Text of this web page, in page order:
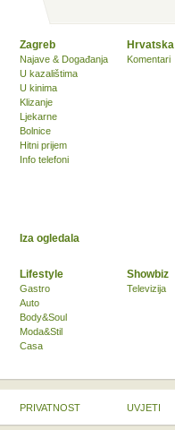
Zagreb
Najave & Događanja
U kazalištima
U kinima
Klizanje
Ljekarne
Bolnice
Hitni prijem
Info telefoni
Hrvatska
Komentari
Lifestyle
Gastro
Auto
Body&Soul
Moda&Stil
Casa
Showbiz
Televizija
Iza ogledala
PRIVATNOST UVJETI